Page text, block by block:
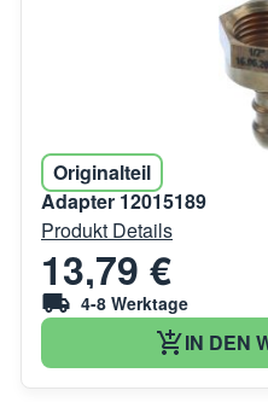
Originalteil
Adapter 12015189
Produkt Details
13,79 €
4-8 Werktage
IN DEN